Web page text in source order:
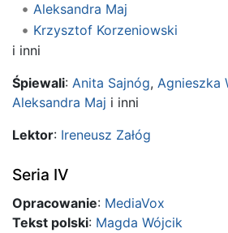
Aleksandra Maj
Krzysztof Korzeniowski
i inni
Śpiewali: Anita Sajnóg, Agnieszka
Aleksandra Maj i inni
Lektor: Ireneusz Załóg
Seria IV
Opracowanie: MediaVox
Tekst polski: Magda Wójcik